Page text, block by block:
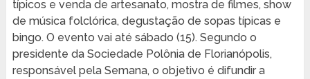
típicos e venda de artesanato, mostra de filmes, show
de música folclórica, degustação de sopas típicas e
bingo. O evento vai até sábado (15). Segundo o
presidente da Sociedade Polônia de Florianópolis,
responsável pela Semana, o objetivo é difundir a